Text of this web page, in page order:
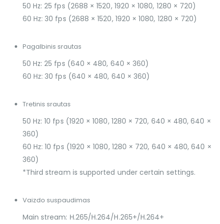
50 Hz: 25 fps (2688 × 1520, 1920 × 1080, 1280 × 720)
60 Hz: 30 fps (2688 × 1520, 1920 × 1080, 1280 × 720)
Pagalbinis srautas
50 Hz: 25 fps (640 × 480, 640 × 360)
60 Hz: 30 fps (640 × 480, 640 × 360)
Tretinis srautas
50 Hz: 10 fps (1920 × 1080, 1280 × 720, 640 × 480, 640 ×
360)
60 Hz: 10 fps (1920 × 1080, 1280 × 720, 640 × 480, 640 ×
360)
*Third stream is supported under certain settings.
Vaizdo suspaudimas
Main stream: H.265/H.264/H.265+/H.264+